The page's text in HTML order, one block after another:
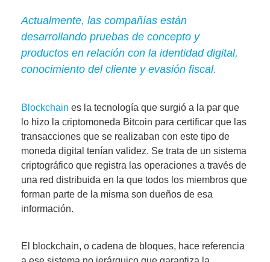
Actualmente, las compañías están
desarrollando pruebas de concepto y
productos en relación con la identidad digital,
conocimiento del cliente y evasión fiscal.
Blockchain es la tecnología que surgió a la par que
lo hizo la criptomoneda Bitcoin para certificar que las
transacciones que se realizaban con este tipo de
moneda digital tenían validez. Se trata de un sistema
criptográfico que registra las operaciones a través de
una red distribuida en la que todos los miembros que
forman parte de la misma son dueños de esa
información.
El blockchain, o cadena de bloques, hace referencia